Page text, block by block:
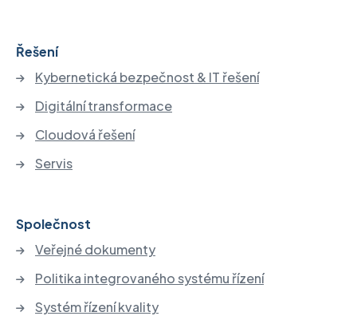
Řešení
Kybernetická bezpečnost & IT řešení
Digitální transformace
Cloudová řešení
Servis
Společnost
Veřejné dokumenty
Politika integrovaného systému řízení
Systém řízení kvality